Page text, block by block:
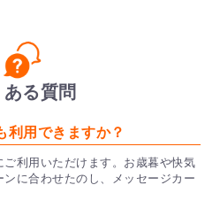
ある質問
利用できますか？
利用いただけます。お歳暮や快気
に合わせたのし、メッセージカー